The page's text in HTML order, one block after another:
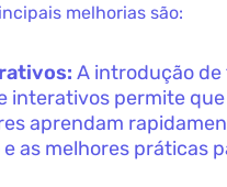
melhorias são:
A introdução
interativos permite
aprendam
as melhores práticas